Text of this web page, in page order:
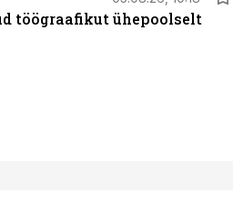
töögraafikut ühepoolselt